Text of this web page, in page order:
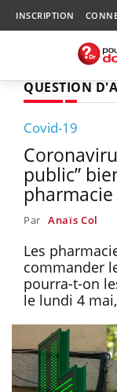
INSCRIPTION
QUESTION
Covid-19
public”
pharmacie
Par Anaïs Col
Les
commander
pourra-t-on
le lundi 4